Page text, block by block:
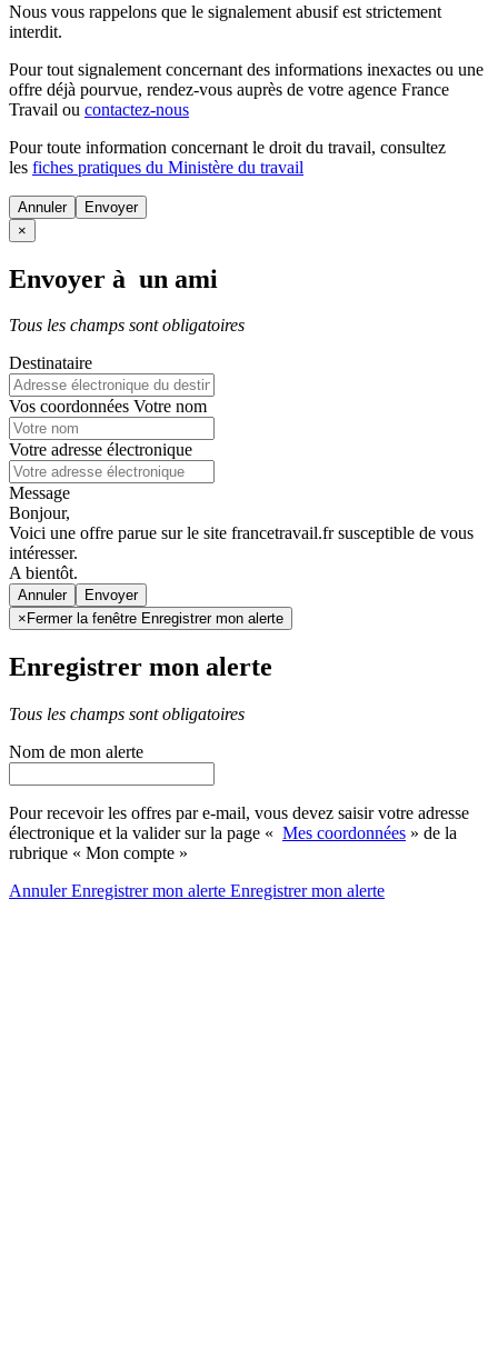
Nous vous rappelons que le signalement abusif est strictement
interdit.
Pour tout signalement concernant des informations inexactes ou une
offre déjà pourvue, rendez-vous auprès de votre agence France
Travail ou contactez-nous
Pour toute information concernant le droit du travail, consultez
les fiches pratiques du Ministère du travail
Annuler
×
Envoyer à un ami
Tous les champs sont obligatoires
Destinataire
Vos coordonnées Votre nom
Votre adresse électronique
Message
Bonjour,
Voici une offre parue sur le site francetravail.fr susceptible de vous
intéresser.
A bientôt.
Annuler
× Fermer la fenêtre Enregistrer mon alerte
Enregistrer mon alerte
Tous les champs sont obligatoires
Nom de mon alerte
Pour recevoir les offres par e-mail, vous devez saisir votre adresse
électronique et la valider sur la page « Mes coordonnées » de la
rubrique « Mon compte »
AnnulerEnregistrer mon alerte Enregistrermon alerte